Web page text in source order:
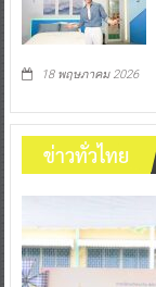
18 พฤษภาคม 2026
ข่าวทั่วไทย